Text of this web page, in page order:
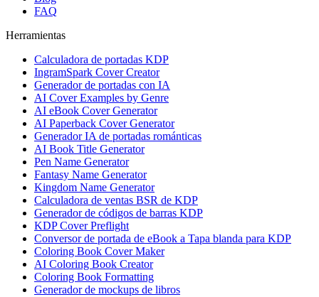
FAQ
Herramientas
Calculadora de portadas KDP
IngramSpark Cover Creator
Generador de portadas con IA
AI Cover Examples by Genre
AI eBook Cover Generator
AI Paperback Cover Generator
Generador IA de portadas románticas
AI Book Title Generator
Pen Name Generator
Fantasy Name Generator
Kingdom Name Generator
Calculadora de ventas BSR de KDP
Generador de códigos de barras KDP
KDP Cover Preflight
Conversor de portada de eBook a Tapa blanda para KDP
Coloring Book Cover Maker
AI Coloring Book Creator
Coloring Book Formatting
Generador de mockups de libros